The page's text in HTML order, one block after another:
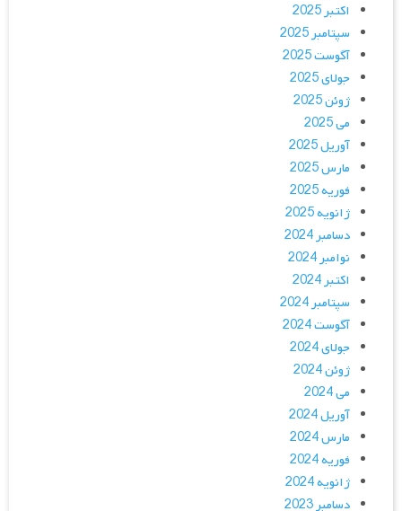
اکتبر 2025
سپتامبر 2025
آگوست 2025
جولای 2025
ژوئن 2025
می 2025
آوریل 2025
مارس 2025
فوریه 2025
ژانویه 2025
دسامبر 2024
نوامبر 2024
اکتبر 2024
سپتامبر 2024
آگوست 2024
جولای 2024
ژوئن 2024
می 2024
آوریل 2024
مارس 2024
فوریه 2024
ژانویه 2024
دسامبر 2023